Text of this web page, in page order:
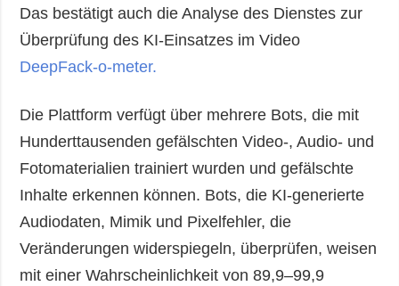
Das bestätigt auch die Analyse des Dienstes zur
Überprüfung des KI-Einsatzes im Video
DeepFack-o-meter.
Die Plattform verfügt über mehrere Bots, die mit
Hunderttausenden gefälschten Video-, Audio- und
Fotomaterialien trainiert wurden und gefälschte
Inhalte erkennen können. Bots, die KI-generierte
Audiodaten, Mimik und Pixelfehler, die
Veränderungen widerspiegeln, überprüfen, weisen
mit einer Wahrscheinlichkeit von 89,9–99,9